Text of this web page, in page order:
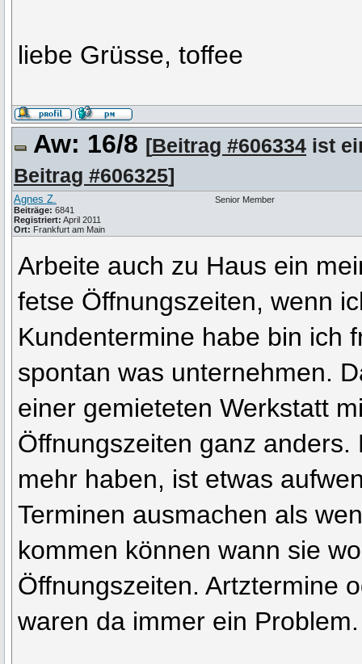
liebe Grüsse, toffee
Aw: 16/8 [Beitrag #606334 ist
Beitrag #606325]
Agnes Z.
Beiträge: 6841
Registriert: April 2011
Ort: Frankfurt am Main
Senior Member
Arbeite auch zu Haus ein
fetse Öffnungszeiten, wenn
Kundentermine habe bin ich
spontan was unternehmen.
einer gemieteten Werkstatt
Öffnungszeiten ganz anders.
mehr haben, ist etwas
Terminen ausmachen als
kommen können wann sie
Öffnungszeiten. Artztermine
waren da immer ein